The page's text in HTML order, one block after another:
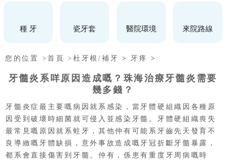
種 牙 瓷牙套 醫院環境 來院路線
您的位置 >首頁 >杜牙根/補牙 > 牙疼 >
牙髓炎系咩原因造成嘅？珠海治療牙髓炎需要
幾多錢？
牙髓炎症最主要嘅病因就系感染，當牙體硬組織因各種原
因受到破壞時細菌就可侵入並感染牙髓。牙體硬組織喪失
最常見嘅原因就系蛀牙，其他仲有可能系牙齒先天發育不
良導緻嘅牙體缺損，意外事故造成嘅牙冠折斷牙髓暴露，
都系會直接傷害到牙髓。仲有，係患有重度牙周病嘅時